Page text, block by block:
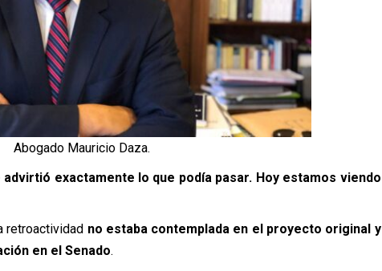
Abogado Mauricio Daza.
exactamente lo que podía pasar. Hoy estamos viendo
retroactividad no estaba contemplada en el proyecto original y
en el Senado.